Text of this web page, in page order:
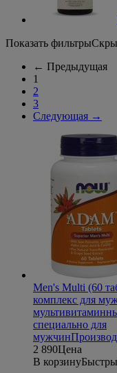
Показать фильтры
← Предыдущая
1
2
3
Следующая →
Men's Multi (60
комплекс для
специально для
мужчин
2 890Цена
В корзину